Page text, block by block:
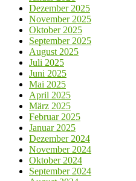
Dezember 2025
November 2025
Oktober 2025
September 2025
August 2025
Juli 2025
Juni 2025
Mai 2025
April 2025
März 2025
Februar 2025
Januar 2025
Dezember 2024
November 2024
Oktober 2024
September 2024